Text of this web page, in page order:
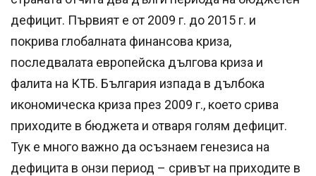
дефицит. Първият е от 2009 г. до 2015 г. и
покрива глобалната финансова криза,
последвалата европейска дългова криза и
фалита на КТБ. България изпада в дълбока
икономическа криза през 2009 г., което срива
приходите в бюджета и отваря голям дефицит.
Тук е много важно да осъзнаем генезиса на
дефицита в онзи период – сривът на приходите в